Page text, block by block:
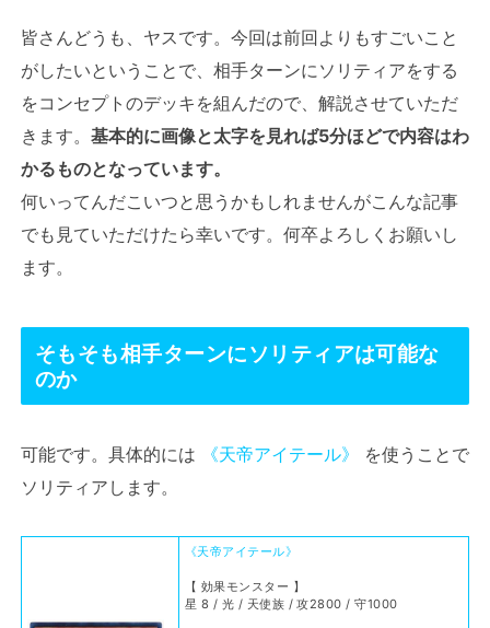
皆さんどうも、ヤスです。今回は前回よりもすごいこと
がしたいということで、相手ターンにソリティアをする
をコンセプトのデッキを組んだので、解説させていただ
きます。 基本的に画像と太字を見れば5分ほどで内容はわ
かるものとなっています。
何いってんだこいつと思うかもしれませんがこんな記事
でも見ていただけたら幸いです。何卒よろしくお願いし
ます。
そもそも相手ターンにソリティアは可能な
のか
可能です。具体的には 《天帝アイテール》
を使うことで
ソリティアします。
《天帝アイテール》
【 効果モンスター 】
星 8 / 光 / 天使族 / 攻2800 / 守1000